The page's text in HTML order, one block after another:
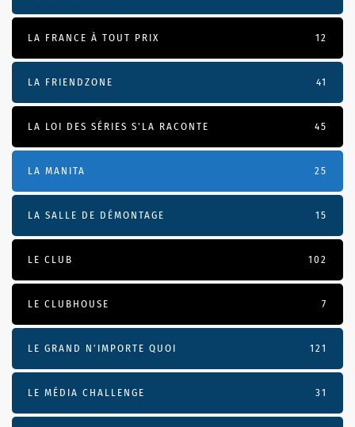
LA FRANCE À TOUT PRIX 12
LA FRIENDZONE 41
LA LOI DES SÉRIES S'LA RACONTE 45
LA MANITA 25
LA SALLE DE DÉMONTAGE 15
LE CLUB 102
LE CLUBHOUSE 7
LE GRAND N’IMPORTE QUOI 121
LE MÉDIA CHALLENGE 31